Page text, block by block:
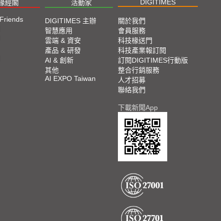
經閣 活動家 DIGITIMES
DIGITIMES 主辦
智慧應用
雲端 & 資安
產品 & 研發
AI & 創新
其他
AI EXPO Taiwan
關於我們
會員服務
科技椽送門
科技產業報訂閱
訂閱DIGITIMES行動版
整合行銷服務
人才招募
聯絡我們
下載新聞App